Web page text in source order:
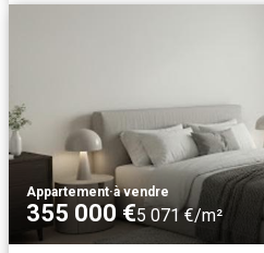
Appartement·à vendre
355 000 €5 071 €/m²